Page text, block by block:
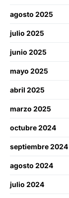
agosto 2025
julio 2025
junio 2025
mayo 2025
abril 2025
marzo 2025
octubre 2024
septiembre 2024
agosto 2024
julio 2024